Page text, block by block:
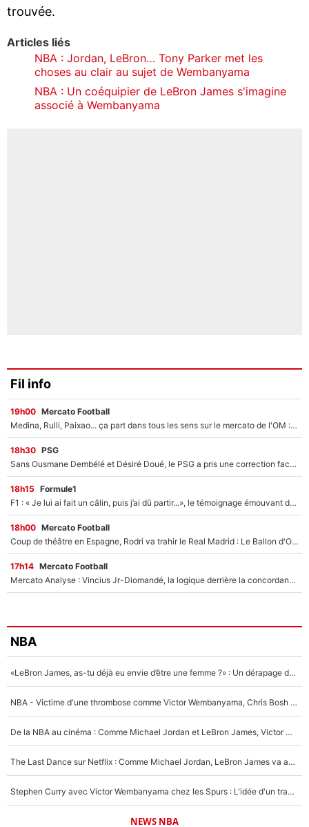
trouvée.
Articles liés
NBA : Jordan, LeBron… Tony Parker met les
choses au clair au sujet de Wembanyama
NBA : Un coéquipier de LeBron James s'imagine
associé à Wembanyama
Fil info
19h00 Mercato Football
Medina, Rulli, Paixao... ça part dans tous les sens sur le mercato de l'OM : Frank McCourt va enfin récupérer l'argent qu'il attend ?
18h30 PSG
Sans Ousmane Dembélé et Désiré Doué, le PSG a pris une correction face à Majorque : Luis Enrique attend avec impatience des renforts !
18h15 Formule1
F1 : « Je lui ai fait un câlin, puis j’ai dû partir...», le témoignage émouvant de Max Verstappen sur sa fille
18h00 Mercato Football
Coup de théâtre en Espagne, Rodri va trahir le Real Madrid : Le Ballon d'Or a choisi de signer au FC Barcelone !
17h14 Mercato Football
Mercato Analyse : Vincius Jr-Diomandé, la logique derrière la concordance des temps
NBA
«LeBron James, as-tu déjà eu envie d’être une femme ?» : Un dérapage de Donald Trump sur la superstar de la NBA refait surface
NBA - Victime d'une thrombose comme Victor Wembanyama, Chris Bosh prévient le Français des risques sur sa santé : «J’ai failli mourir sur le coup et j’ai été ramené à la vie»
De la NBA au cinéma : Comme Michael Jordan et LeBron James, Victor Wembanyama rêve d'une carrière d'acteur !
The Last Dance sur Netflix : Comme Michael Jordan, LeBron James va avoir le droit à sa série !
Stephen Curry avec Victor Wembanyama chez les Spurs : L'idée d'un trade historique est lancée en NBA !
NEWS NBA